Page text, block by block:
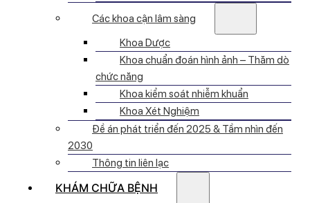
Các khoa cận lâm sàng
Khoa Dược
Khoa chuẩn đoán hình ảnh – Thăm dò
chức năng
Khoa kiểm soát nhiễm khuẩn
Khoa Xét Nghiệm
Đề án phát triển đến 2025 & Tầm nhìn đến
2030
Thông tin liên lạc
KHÁM CHỮA BỆNH